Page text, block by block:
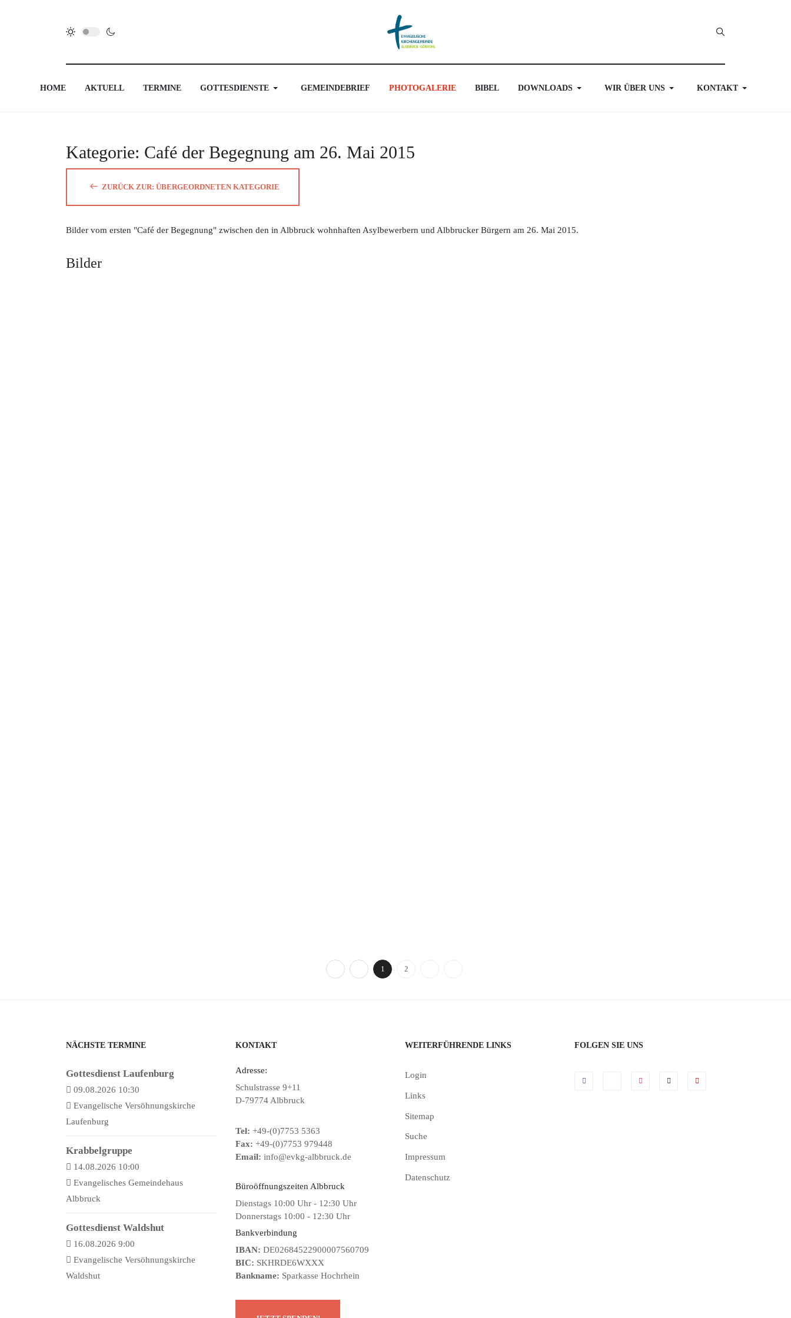
HOME AKTUELL TERMINE GOTTESDIENSTE GEMEINDEBRIEF PHOTOGALERIE BIBEL DOWNLOADS WIR ÜBER UNS KONTAKT
Kategorie: Café der Begegnung am 26. Mai 2015
ZURÜCK ZUR: ÜBERGEORDNETEN KATEGORIE
Bilder vom ersten "Café der Begegnung" zwischen den in Albbruck wohnhaften Asylbewerbern und Albbrucker Bürgern am 26. Mai 2015.
Bilder
1 2
NÄCHSTE TERMINE
Gottesdienst Laufenburg
09.08.2026 10:30
Evangelische Versöhnungskirche
Laufenburg
Krabbelgruppe
14.08.2026 10:00
Evangelisches Gemeindehaus
Albbruck
Gottesdienst Waldshut
16.08.2026 9:00
Evangelische Versöhnungskirche
Waldshut
KONTAKT
Adresse:
Schulstrasse 9+11
D-79774 Albbruck
Tel: +49-(0)7753 5363
Fax: +49-(0)7753 979448
Email: info@evkg-albbruck.de
Büroöffnungszeiten Albbruck
Dienstags 10:00 Uhr - 12:30 Uhr
Donnerstags 10:00 - 12:30 Uhr
Bankverbindung
IBAN: DE02684522900007560709
BIC: SKHRDE6WXXX
Bankname: Sparkasse Hochrhein
WEITERFÜHRENDE LINKS
Login
Links
Sitemap
Suche
Impressum
Datenschutz
FOLGEN SIE UNS